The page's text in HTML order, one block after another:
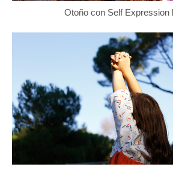
Otoño con Self Expression